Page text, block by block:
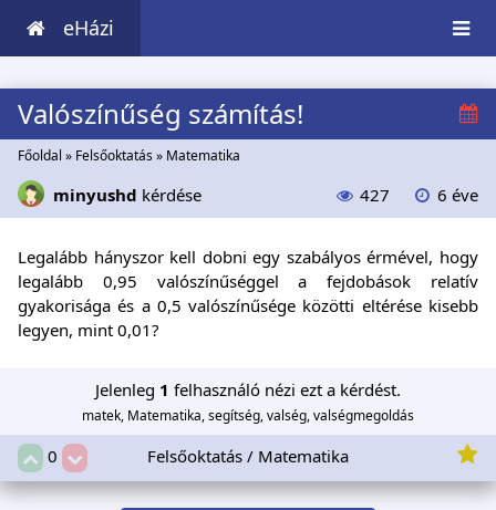
eHázi
Valószínűség számítás!
Főoldal » Felsőoktatás» Matematika
minyushd kérdése 427 6 éve
Legalább hányszor kell dobni egy szabályos érmével, hogy
legalább 0,95 valószínűséggel a fejdobások relatív
gyakorisága és a 0,5 valószínűsége közötti eltérése kisebb
legyen, mint 0,01?
Jelenleg 1 felhasználó nézi ezt a kérdést.
matek, Matematika, segítség, valség, valségmegoldás
0 Felsőoktatás / Matematika